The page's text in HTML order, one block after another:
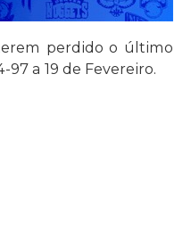
perdido o último
a 19 de Fevereiro.